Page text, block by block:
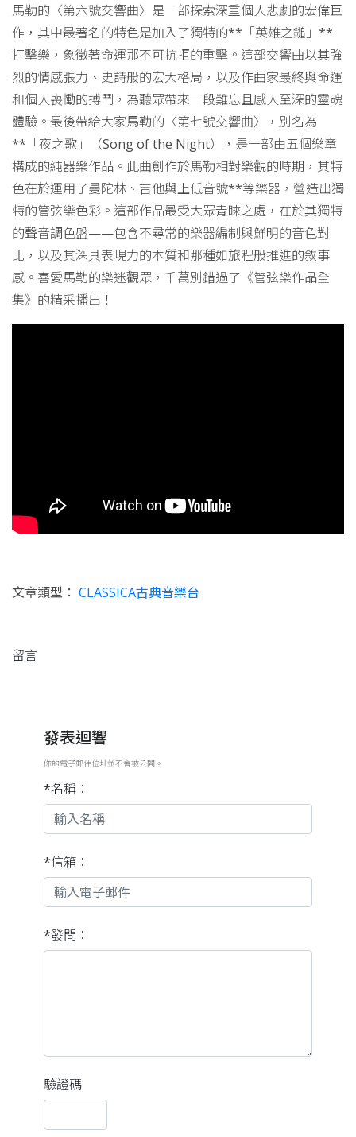
馬勒的〈第六號交響曲〉是一部探索深重個人悲劇的宏偉巨
作，其中最著名的特色是加入了獨特的**「英雄之鎚」**
打擊樂，象徵著命運那不可抗拒的重擊。這部交響曲以其強
烈的情感張力、史詩般的宏大格局，以及作曲家最終與命運
和個人喪慟的搏鬥，為聽眾帶來一段難忘且感人至深的靈魂
體驗。最後帶給大家馬勒的〈第七號交響曲〉，別名為
**「夜之歌」（Song of the Night），是一部由五個樂章
構成的純器樂作品。此曲創作於馬勒相對樂觀的時期，其特
色在於運用了曼陀林、吉他與上低音號**等樂器，營造出獨
特的管弦樂色彩。這部作品最受大眾青睞之處，在於其獨特
的聲音調色盤——包含不尋常的樂器編制與鮮明的音色對
比，以及其深具表現力的本質和那種如旅程般推進的敘事
感。喜愛馬勒的樂迷觀眾，千萬別錯過了《管弦樂作品全
集》的精采播出！
文章類型： CLASSICA古典音樂台
留言
發表迴響
你的電子郵件位址並不會被公開。
*名稱：
*信箱：
*發問：
驗證碼